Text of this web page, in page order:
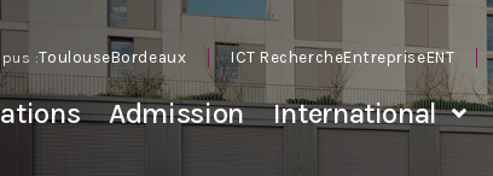
:ToulouseBordeaux ICT RechercheEntrepriseENT
Admission International